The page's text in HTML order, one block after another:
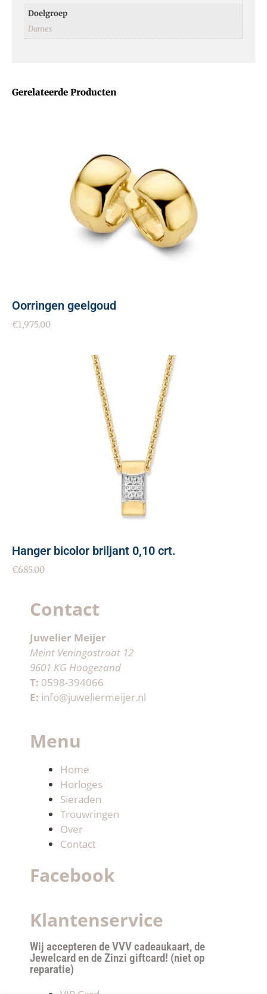
Gerelateerde Producten
Oorringen geelgoud
€1,975.00
Hanger bicolor briljant 0,10 crt.
€685.00
Doelgroep
Dames
Contact
Juwelier Meijer
Meint Veningastraat 12
9601 KG Hoogezand
T: 0598-394066
E: info@juweliermeijer.nl
Menu
Home
Horloges
Sieraden
Trouwringen
Over
Contact
Facebook
Klantenservice
Wij accepteren de VVV cadeaukaart, de
Jewelcard en de Zinzi giftcard! (niet op
reparatie)